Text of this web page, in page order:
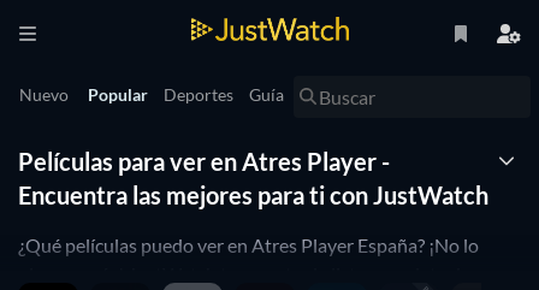
Nuevo Popular Deportes Guía
Películas para ver en Atres Player -
Encuentra las mejores para ti con JustWatch
¿Qué películas puedo ver en Atres Player España? ¡No lo